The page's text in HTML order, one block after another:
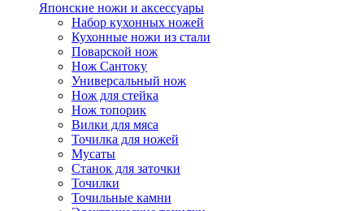
Японские ножи и аксессуары
Набор кухонных ножей
Кухонные ножи из стали
Поварской нож
Нож Сантоку
Универсальный нож
Нож для стейка
Нож топорик
Вилки для мяса
Точилка для ножей
Мусаты
Станок для заточки
Точилки
Точильные камни